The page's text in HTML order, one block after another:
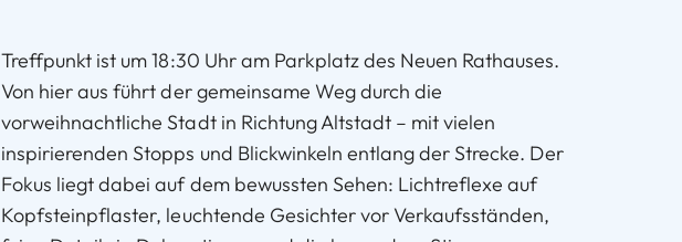
Treffpunkt ist um 18:30 Uhr am Parkplatz des Neuen Rathauses.
Von hier aus führt der gemeinsame Weg durch die
vorweihnachtliche Stadt in Richtung Altstadt – mit vielen
inspirierenden Stopps und Blickwinkeln entlang der Strecke. Der
Fokus liegt dabei auf dem bewussten Sehen: Lichtreflexe auf
Kopfsteinpflaster, leuchtende Gesichter vor Verkaufsständen,